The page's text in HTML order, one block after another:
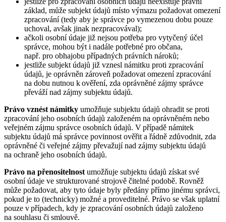
základ, může subjekt údajů místo výmazu požadovat omezení
zpracování (tedy aby je správce po vymezenou dobu pouze
uchoval, avšak jinak nezpracovával);
ačkoli osobní údaje již nejsou potřeba pro vytyčený účel
správce, mohou být i nadále potřebné pro občana,
např. pro obhajobu případných právních nároků;
jestliže subjekt údajů již vznesl námitku proti zpracování
údajů, je oprávněn zároveň požadovat omezení zpracování
na dobu nutnou k ověření, zda oprávněné zájmy správce
převáží nad zájmy subjektu údajů.
Právo vznést námitky umožňuje subjektu údajů ohradit se proti
zpracování jeho osobních údajů založeném na oprávněném nebo
veřejném zájmu správce osobních údajů. V případě námitek
subjektu údajů má správce povinnost ověřit a řádně zdůvodnit, zda
oprávněné či veřejné zájmy převažují nad zájmy subjektu údajů
na ochraně jeho osobních údajů.
Právo na přenositelnost umožňuje subjektu údajů získat své
osobní údaje ve strukturované strojově čitelné podobě. Rovněž
může požadovat, aby tyto údaje byly předány přímo jinému správci,
pokud je to (technicky) možné a proveditelné. Právo se však uplatní
pouze v případech, kdy je zpracování osobních údajů založeno
na souhlasu či smlouvě.